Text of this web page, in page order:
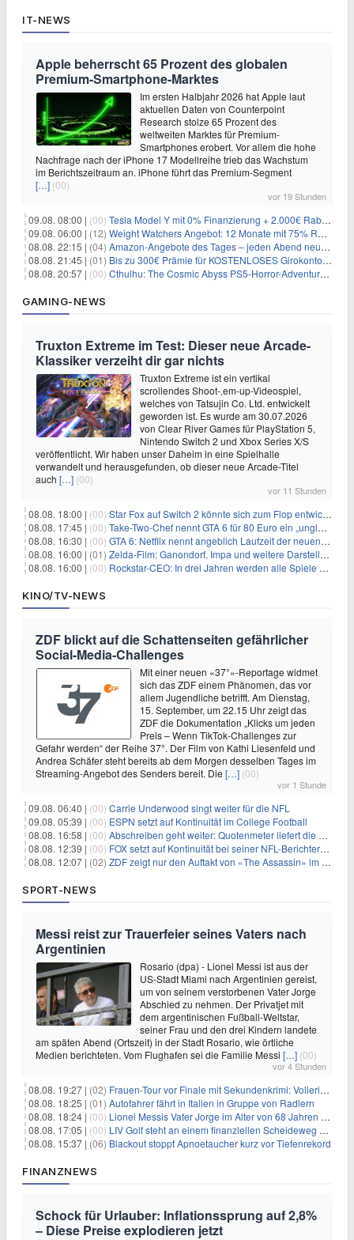
IT-NEWS
Apple beherrscht 65 Prozent des globalen
Premium-Smartphone-Marktes
Im ersten Halbjahr 2026 hat Apple laut
aktuellen Daten von Counterpoint
Research stolze 65 Prozent des
weltweiten Marktes für Premium-
Smartphones erobert. Vor allem die hohe
Nachfrage nach der iPhone 17 Modellreihe trieb das Wachstum
im Berichtszeitraum an. iPhone führt das Premium-Segment
[…] (00)
vor 19 Stunden
09.08. 08:00 | (00) Tesla Model Y mit 0% Finanzierung + 2.000€ Rabatt für 38.970€
09.08. 06:00 | (12) Weight Watchers Angebot: 12 Monate mit 75% Rabatt ab 6,25€/Monat
08.08. 22:15 | (04) Amazon-Angebote des Tages – jeden Abend neue Deals zum Stöbern
08.08. 21:45 | (01) Bis zu 300€ Prämie für KOSTENLOSES Girokonto bei der Santander – 50€ schon nach 1 Woche!
08.08. 20:57 | (00) Cthulhu: The Cosmic Abyss PS5-Horror-Adventure für 27,99€
GAMING-NEWS
Truxton Extreme im Test: Dieser neue Arcade-
Klassiker verzeiht dir gar nichts
Truxton Extreme ist ein vertikal
scrollendes Shoot-‚em-up-Videospiel,
welches von Tatsujin Co. Ltd. entwickelt
geworden ist. Es wurde am 30.07.2026
von Clear River Games für PlayStation 5,
Nintendo Switch 2 und Xbox Series X/S
veröffentlicht. Wir haben unser Daheim in eine Spielhalle
verwandelt und herausgefunden, ob dieser neue Arcade-Titel
auch […] (00)
vor 11 Stunden
08.08. 18:00 | (00) Star Fox auf Switch 2 könnte sich zum Flop entwickeln
08.08. 17:45 | (00) Take-Two-Chef nennt GTA 6 für 80 Euro ein „unglaubliches Schnäppchen“
08.08. 16:30 | (00) GTA 6: Netflix nennt angeblich Laufzeit der neuen Gameplay-Präsentation
08.08. 16:00 | (01) Zelda-Film: Ganondorf, Impa und weitere Darsteller sollen feststehen
08.08. 16:00 | (00) Rockstar-CEO: In drei Jahren werden alle Spiele gestreamt
KINO/TV-NEWS
ZDF blickt auf die Schattenseiten gefährlicher
Social-Media-Challenges
Mit einer neuen «37°»-Reportage widmet
sich das ZDF einem Phänomen, das vor
allem Jugendliche betrifft. Am Dienstag,
15. September, um 22.15 Uhr zeigt das
ZDF die Dokumentation „Klicks um jeden
Preis – Wenn TikTok-Challenges zur
Gefahr werden“ der Reihe 37°. Der Film von Kathi Liesenfeld und
Andrea Schäfer steht bereits ab dem Morgen desselben Tages im
Streaming-Angebot des Senders bereit. Die […] (00)
vor 1 Stunde
09.08. 06:40 | (00) Carrie Underwood singt weiter für die NFL
09.08. 05:39 | (00) ESPN setzt auf Kontinuität im College Football
08.08. 16:58 | (00) Abschreiben geht weiter: Quotenmeter liefert die Vorlagen
08.08. 12:39 | (00) FOX setzt auf Kontinuität bei seiner NFL-Berichterstattung
08.08. 12:07 | (02) ZDF zeigt nur den Auftakt von «The Assassin» im Fernsehen
SPORT-NEWS
Messi reist zur Trauerfeier seines Vaters nach
Argentinien
Rosario (dpa) - Lionel Messi ist aus der
US-Stadt Miami nach Argentinien gereist,
um von seinem verstorbenen Vater Jorge
Abschied zu nehmen. Der Privatjet mit
dem argentinischen Fußball-Weltstar,
seiner Frau und den drei Kindern landete
am späten Abend (Ortszeit) in der Stadt Rosario, wie örtliche
Medien berichteten. Vom Flughafen sei die Familie Messi […] (00)
vor 4 Stunden
08.08. 19:27 | (02) Frauen-Tour vor Finale mit Sekundenkrimi: Vollering in Gelb
08.08. 18:25 | (01) Autofahrer fährt in Italien in Gruppe von Radlern
08.08. 18:24 | (00) Lionel Messis Vater Jorge im Alter von 68 Jahren gestorben
08.08. 17:05 | (00) LIV Golf steht an einem finanziellen Scheideweg auf der Suche nach neuen Investitionen
08.08. 15:37 | (06) Blackout stoppt Apnoetaucher kurz vor Tiefenrekord
FINANZNEWS
Schock für Urlauber: Inflationssprung auf 2,8%
– Diese Preise explodieren jetzt